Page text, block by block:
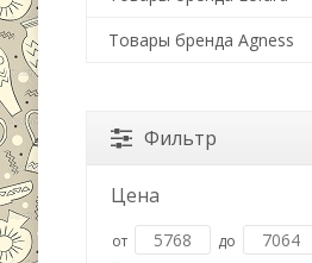
Товары бренда Agness
Фильтр
Цена
от до